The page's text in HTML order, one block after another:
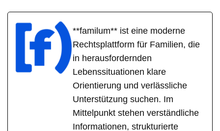
**familum** ist eine moderne
Rechtsplattform für Familien, die
in herausfordernden
Lebenssituationen klare
Orientierung und verlässliche
Unterstützung suchen. Im
Mittelpunkt stehen verständliche
Informationen, strukturierte